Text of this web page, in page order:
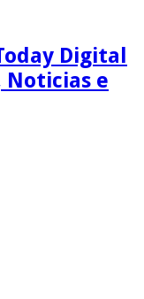
Digital
Noticias e